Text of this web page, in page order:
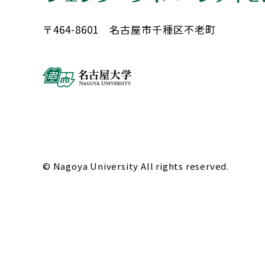
〒464-8601 名古屋市千種区不老町
© Nagoya University All rights reserved.